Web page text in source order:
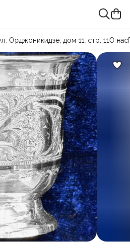
Орджоникидзе, дом 11, стр. 11О нас